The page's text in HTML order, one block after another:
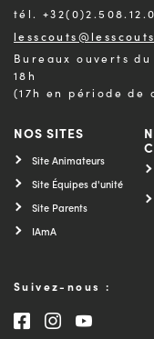
tél.
Bureaux ouverts
18h
(17h en période de
NOS SITES
Site Animateurs
Site Équipes d'unité
Site Parents
IAmA
Suivez-nous :
Consultez notre
Consultez